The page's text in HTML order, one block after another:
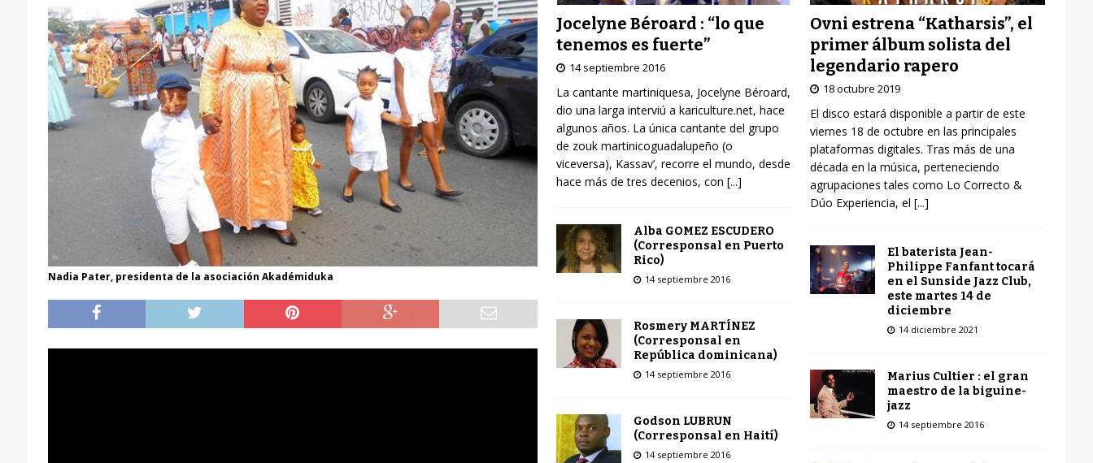
Nadia Pater, presidenta de la asociación Akadémiduka
Jocelyne Béroard : “lo que
tenemos es fuerte”
14 septiembre 2016
La cantante martiniquesa, Jocelyne Béroard,
dio una larga interviú a kariculture.net, hace
algunos años. La única cantante del grupo
de zouk martinicoguadalupeño (o
viceversa), Kassav’, recorre el mundo, desde
hace más de tres decenios, con [...]
Alba GOMEZ ESCUDERO
(Corresponsal en Puerto
Rico)
14 septiembre 2016
Rosmery MARTÍNEZ
(Corresponsal en
República dominicana)
14 septiembre 2016
Godson LUBRUN
(Corresponsal en Haití)
14 septiembre 2016
Ovni estrena “Katharsis”, el
primer álbum solista del
legendario rapero
18 octubre 2019
El disco estará disponible a partir de este
viernes 18 de octubre en las principales
plataformas digitales. Tras más de una
década en la música, perteneciendo
agrupaciones tales como Lo Correcto &
Dúo Experiencia, el [...]
El baterista Jean-
Philippe Fanfant tocará
en el Sunside Jazz Club,
este martes 14 de
diciembre
14 diciembre 2021
Marius Cultier : el gran
maestro de la biguine-
jazz
14 septiembre 2016